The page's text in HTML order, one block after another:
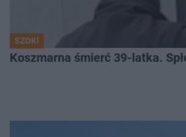
SZOK!
Koszmarna śmierć 39-latka.